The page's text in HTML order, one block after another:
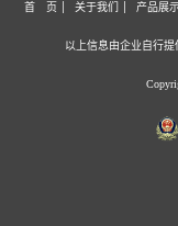
首 页 关于我们 产品展
以上信息由企业自行